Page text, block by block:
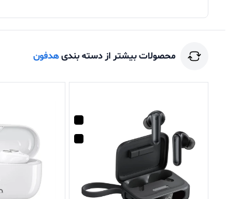
محصولات بیشتر از دسته بندیهدفون